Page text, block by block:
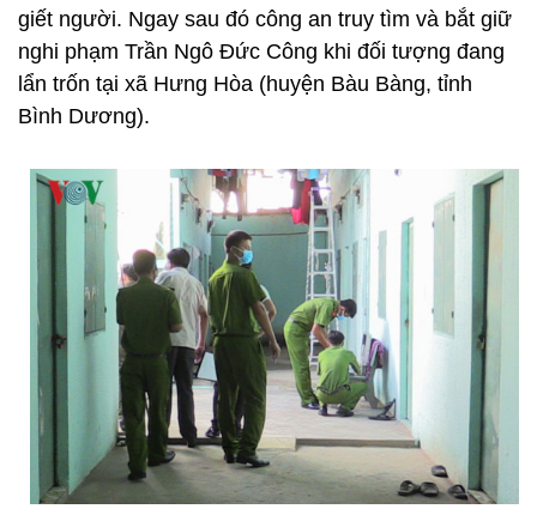
giết người. Ngay sau đó công an truy tìm và bắt giữ
nghi phạm Trần Ngô Đức Công khi đối tượng đang
lẩn trốn tại xã Hưng Hòa (huyện Bàu Bàng, tỉnh
Bình Dương).